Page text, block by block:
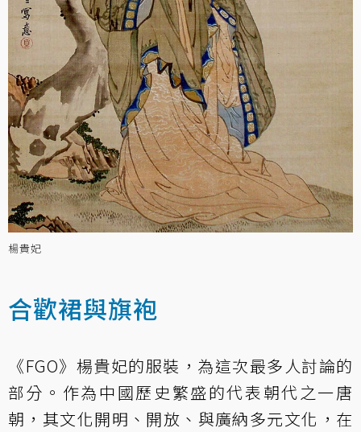
楊貴妃
合歡裙與旗袍
《FGO》楊貴妃的服裝，為這次最多人討論的
部分。作為中國歷史繁盛的代表朝代之一唐
朝，其文化開明、開放、與廣納多元文化，在